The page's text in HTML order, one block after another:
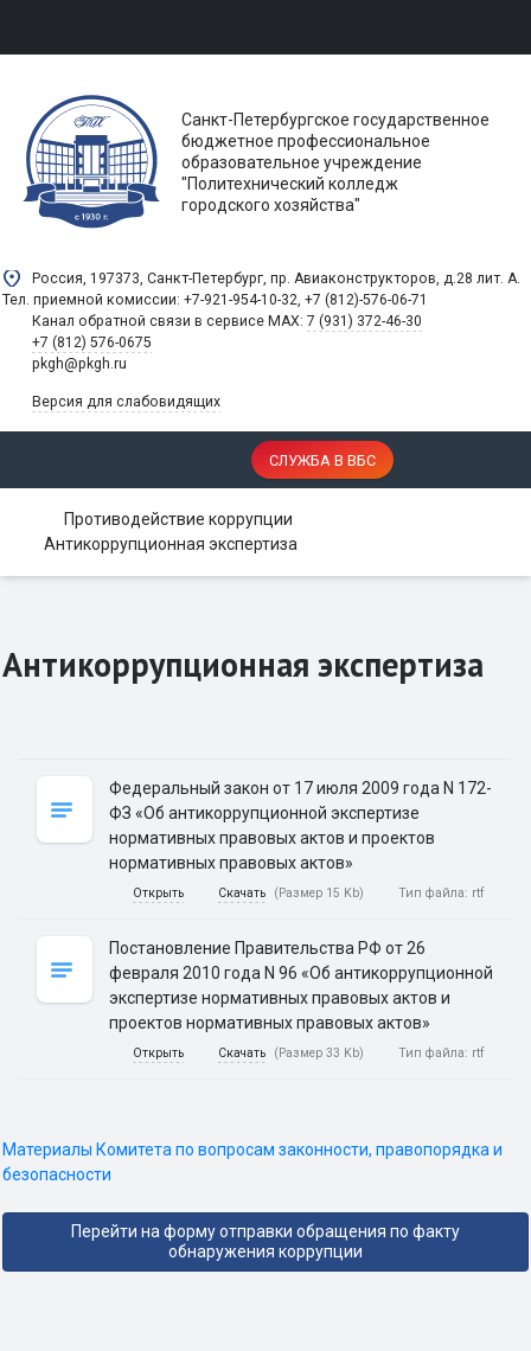
Санкт-Петербургское государственное
бюджетное профессиональное
образовательное учреждение
"Политехнический колледж
городского хозяйства"
Россия, 197373, Санкт-Петербург, пр. Авиаконструкторов, д.28 лит. A.
Тел. приемной комиссии: +7-921-954-10-32, +7 (812)-576-06-71
Канал обратной связи в сервисе MAX: 7 (931) 372-46-30
+7 (812) 576-0675
pkgh@pkgh.ru
Версия для слабовидящих
СЛУЖБА В ВБС
Противодействие коррупции
Антикоррупционная экспертиза
Антикоррупционная экспертиза
Федеральный закон от 17 июля 2009 года N 172-
ФЗ «Об антикоррупционной экспертизе
нормативных правовых актов и проектов
нормативных правовых актов»
Открыть Скачать (Размер 15 Kb) Тип файла: rtf
Постановление Правительства РФ от 26
февраля 2010 года N 96 «Об антикоррупционной
экспертизе нормативных правовых актов и
проектов нормативных правовых актов»
Открыть Скачать (Размер 33 Kb) Тип файла: rtf
Материалы Комитета по вопросам законности, правопорядка и
безопасности
Перейти на форму отправки обращения по факту
обнаружения коррупции